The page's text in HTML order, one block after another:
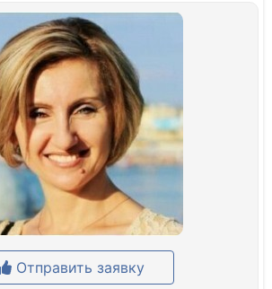
Отправить заявку